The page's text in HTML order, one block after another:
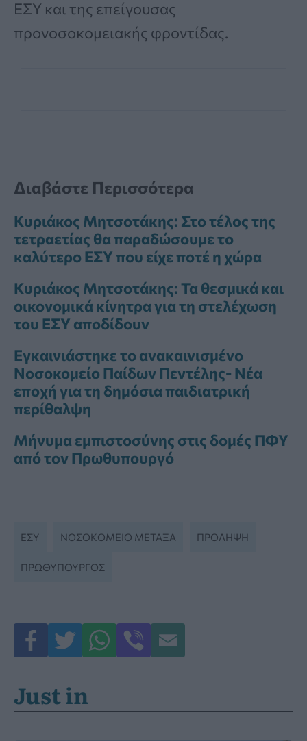
ΕΣΥ και της επείγουσας
προνοσοκομειακής φροντίδας.
Διαβάστε Περισσότερα
Κυριάκος Μητσοτάκης: Στο τέλος της
τετραετίας θα παραδώσουμε το
καλύτερο ΕΣΥ που είχε ποτέ η χώρα
Κυριάκος Μητσοτάκης: Τα θεσμικά και
οικονομικά κίνητρα για τη στελέχωση
του ΕΣΥ αποδίδουν
Εγκαινιάστηκε το ανακαινισμένο
Νοσοκομείο Παίδων Πεντέλης- Νέα
εποχή για τη δημόσια παιδιατρική
περίθαλψη
Μήνυμα εμπιστοσύνης στις δομές ΠΦΥ
από τον Πρωθυπουργό
ΕΣΥ ΝΟΣΟΚΟΜΕΊΟ ΜΕΤΑΞΆ ΠΡΌΛΗΨΗ
ΠΡΩΘΥΠΟΥΡΓΌΣ
Just in